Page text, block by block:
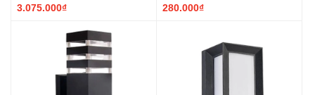
3.075.000₫
280.000₫